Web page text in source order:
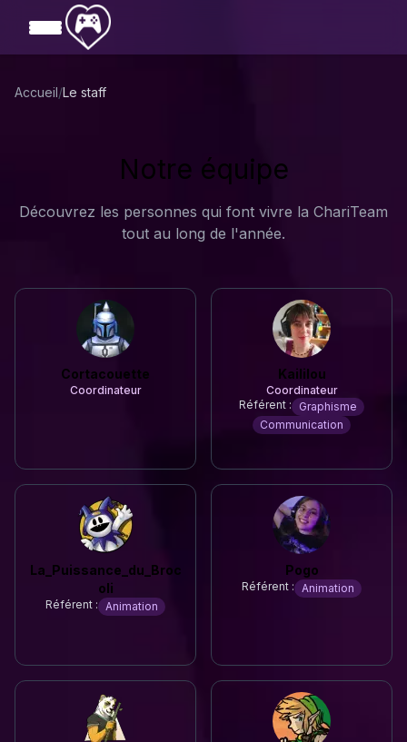
Accueil/Le staff
Notre équipe
Découvrez les personnes qui font vivre la ChariTeam
tout au long de l'année.
Cortacouette
Coordinateur
Kaililou
Coordinateur
Référent :
Graphisme
Communication
La_Puissance_du_Broc
oli
Référent : Animation
Pogo
Référent : Animation